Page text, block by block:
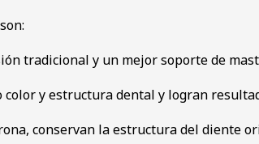
tradicional y un mejor soporte de
y estructura dental y logran
conservan la estructura del diente